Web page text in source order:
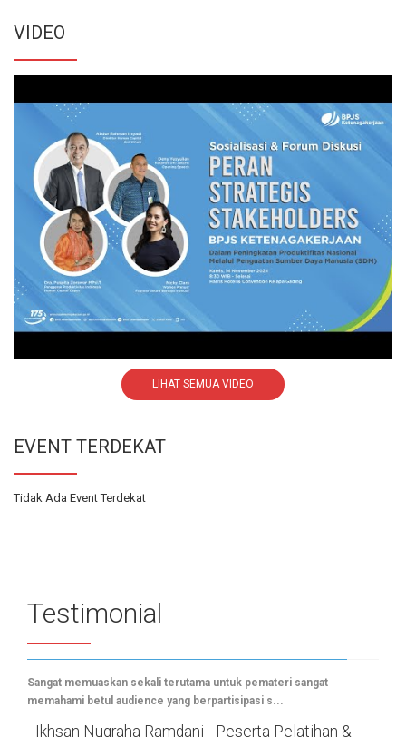
VIDEO
LIHAT SEMUA VIDEO
EVENT TERDEKAT
Tidak Ada Event Terdekat
Testimonial
Sangat memuaskan sekali terutama untuk pemateri sangat
memahami betul audience yang berpartisipasi s...
- Ikhsan Nugraha Ramdani - Peserta Pelatihan &
alhamdulillah di "rekomendasikan kompeten" Terima kasih banyak
Excellencia juga Pak Heri atas pelati...
- Fadhilah Ayu Putri - Peserta Pelatihan & Sertifikasi